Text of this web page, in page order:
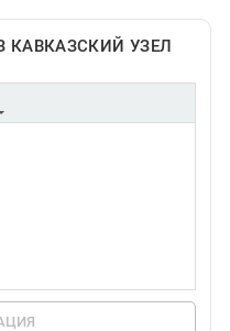
КАВКАЗСКИЙ УЗЕЛ